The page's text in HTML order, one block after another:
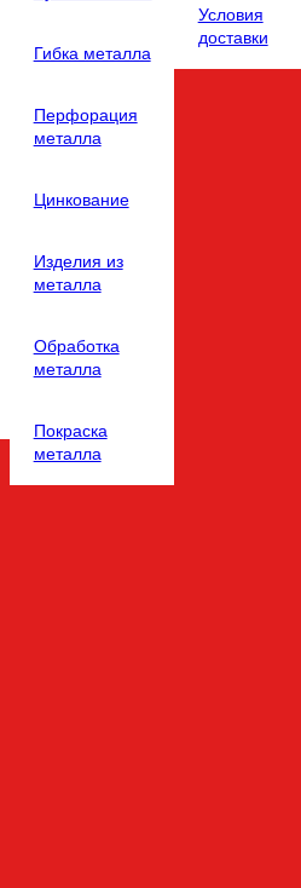
Гибка металла
Перфорация
металла
Цинкование
Изделия из
металла
Обработка
металла
Покраска
металла
Условия
доставки